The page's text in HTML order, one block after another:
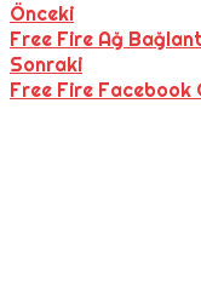
Önceki
Free Fire Ağ
Sonraki
Free Fire Facebook